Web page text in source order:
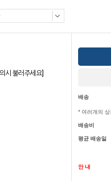
시 불러주세요]
배송
* 여러개의
배송비
평균 배송일
안 내